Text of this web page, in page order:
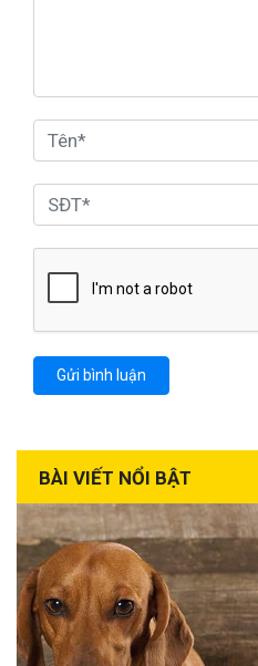
BÀI VIẾT NỔI BẬT